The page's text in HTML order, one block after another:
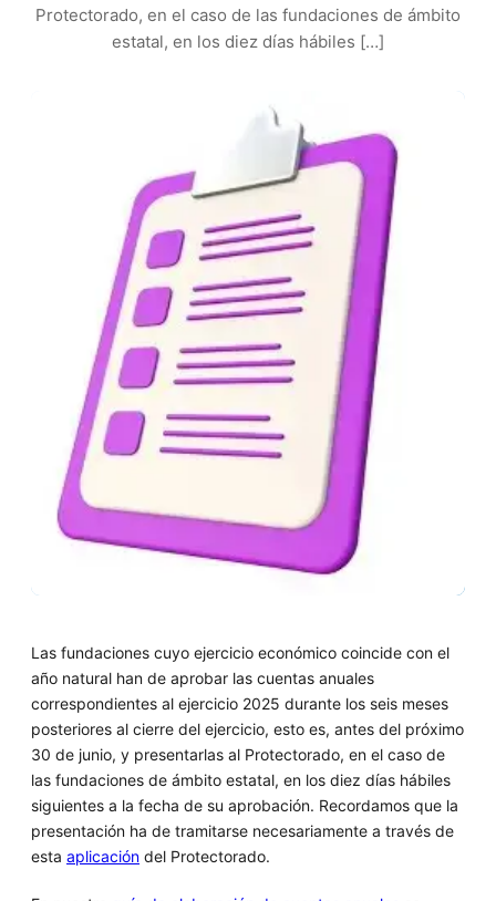
Protectorado, en el caso de las fundaciones de ámbito
estatal, en los diez días hábiles […]
Las fundaciones cuyo ejercicio económico coincide con el
año natural han de aprobar las cuentas anuales
correspondientes al ejercicio 2025 durante los seis meses
posteriores al cierre del ejercicio, esto es, antes del próximo
30 de junio, y presentarlas al Protectorado, en el caso de
las fundaciones de ámbito estatal, en los diez días hábiles
siguientes a la fecha de su aprobación. Recordamos que la
presentación ha de tramitarse necesariamente a través de
esta aplicación del Protectorado.